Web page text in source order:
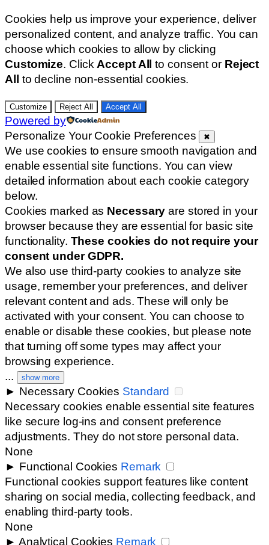
Cookies help us improve your experience, deliver
personalized content, and analyze traffic. You can
choose which cookies to allow by clicking
Customize. ClickAccept All to consent or Reject
All
to decline non-essential cookies.
Customize Reject All Accept All
Powered by
Personalize Your Cookie Preferences
✖
We use cookies to ensure smooth navigation and
enable essential site functions. You can view
detailed information about each cookie category
below.
Cookies marked as Necessary are stored in your
browser because they are essential for basic site
functionality. These cookies do not require your
consent under GDPR.
We also use third-party cookies to analyze site
usage, remember your preferences, and deliver
relevant content and ads. These will only be
activated with your consent. You can choose to
enable or disable these cookies, but please note
that turning off some types may affect your
browsing experience.
...
show more
► Necessary Cookies Standard
Necessary cookies enable essential site features
like secure log-ins and consent preference
adjustments. They do not store personal data.
None
► Functional Cookies Remark
Functional cookies support features like content
sharing on social media, collecting feedback, and
enabling third-party tools.
None
► Analytical Cookies Remark